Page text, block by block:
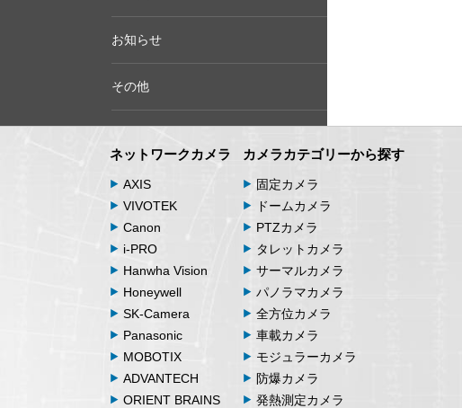
お知らせ
その他
ネットワークカメラ
AXIS
VIVOTEK
Canon
i-PRO
Hanwha Vision
Honeywell
SK-Camera
Panasonic
MOBOTIX
ADVANTECH
ORIENT BRAINS
カメラカテゴリーから探す
固定カメラ
ドームカメラ
PTZカメラ
タレットカメラ
サーマルカメラ
パノラマカメラ
全方位カメラ
車載カメラ
モジュラーカメラ
防爆カメラ
発熱測定カメラ